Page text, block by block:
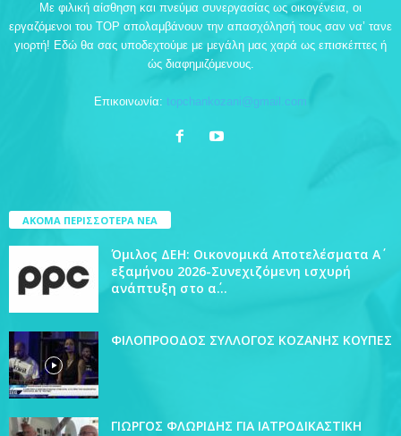
Με φιλική αίσθηση και πνεύμα συνεργασίας ως οικογένεια, οι
εργαζόμενοι του TOP απολαμβάνουν την απασχόλησή τους σαν να’ τανε
γιορτή! Εδώ θα σας υποδεχτούμε με μεγάλη μας χαρά ως επισκέπτες ή
ώς διαφημιζόμενους.
Επικοινωνία: topchankozani@gmail.com
ΑΚΟΜΑ ΠΕΡΙΣΣΟΤΕΡΑ ΝΕΑ
Όμιλος ΔΕΗ: Οικονομικά Αποτελέσματα Α΄
εξαμήνου 2026-Συνεχιζόμενη ισχυρή
ανάπτυξη στο α΄...
ΦΙΛΟΠΡΟΟΔΟΣ ΣΥΛΛΟΓΟΣ ΚΟΖΑΝΗΣ ΚΟΥΠΕΣ
ΓΙΩΡΓΟΣ ΦΛΩΡΙΔΗΣ ΓΙΑ ΙΑΤΡΟΔΙΚΑΣΤΙΚΗ